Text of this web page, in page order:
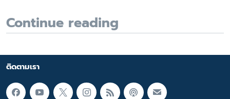
Continue reading
ติดตามเรา